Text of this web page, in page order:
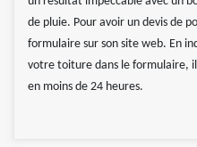
de pluie. Pour avoir un devis de
formulaire sur son site web. En
votre toiture dans le formulaire,
en moins de 24 heures.